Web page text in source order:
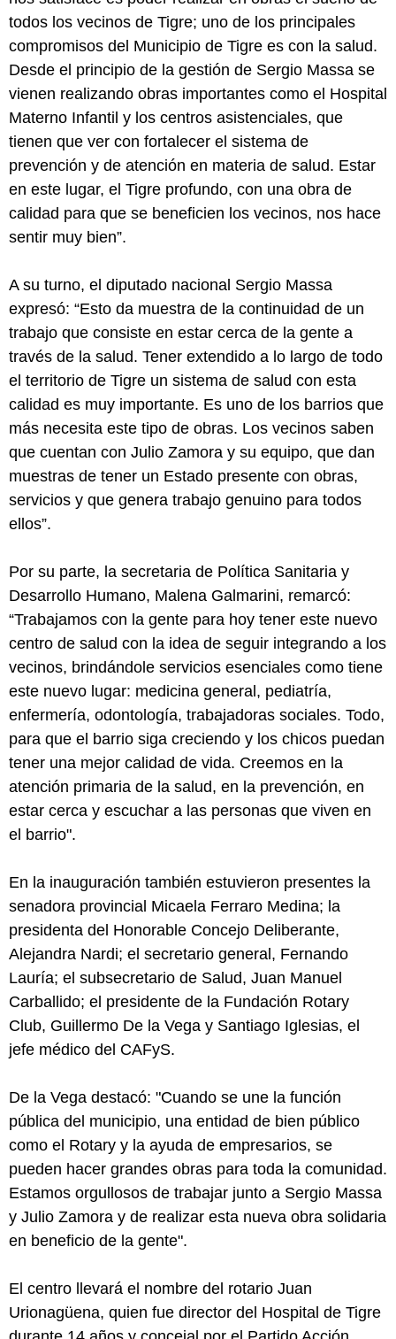
todos los vecinos de Tigre; uno de los principales
compromisos del Municipio de Tigre es con la salud.
Desde el principio de la gestión de Sergio Massa se
vienen realizando obras importantes como el Hospital
Materno Infantil y los centros asistenciales, que
tienen que ver con fortalecer el sistema de
prevención y de atención en materia de salud. Estar
en este lugar, el Tigre profundo, con una obra de
calidad para que se beneficien los vecinos, nos hace
sentir muy bien”.
A su turno, el diputado nacional Sergio Massa
expresó: “Esto da muestra de la continuidad de un
trabajo que consiste en estar cerca de la gente a
través de la salud. Tener extendido a lo largo de todo
el territorio de Tigre un sistema de salud con esta
calidad es muy importante. Es uno de los barrios que
más necesita este tipo de obras. Los vecinos saben
que cuentan con Julio Zamora y su equipo, que dan
muestras de tener un Estado presente con obras,
servicios y que genera trabajo genuino para todos
ellos”.
Por su parte, la secretaria de Política Sanitaria y
Desarrollo Humano, Malena Galmarini, remarcó:
“Trabajamos con la gente para hoy tener este nuevo
centro de salud con la idea de seguir integrando a los
vecinos, brindándole servicios esenciales como tiene
este nuevo lugar: medicina general, pediatría,
enfermería, odontología, trabajadoras sociales. Todo,
para que el barrio siga creciendo y los chicos puedan
tener una mejor calidad de vida. Creemos en la
atención primaria de la salud, en la prevención, en
estar cerca y escuchar a las personas que viven en
el barrio".
En la inauguración también estuvieron presentes la
senadora provincial Micaela Ferraro Medina; la
presidenta del Honorable Concejo Deliberante,
Alejandra Nardi; el secretario general, Fernando
Lauría; el subsecretario de Salud, Juan Manuel
Carballido; el presidente de la Fundación Rotary
Club, Guillermo De la Vega y Santiago Iglesias, el
jefe médico del CAFyS.
De la Vega destacó: "Cuando se une la función
pública del municipio, una entidad de bien público
como el Rotary y la ayuda de empresarios, se
pueden hacer grandes obras para toda la comunidad.
Estamos orgullosos de trabajar junto a Sergio Massa
y Julio Zamora y de realizar esta nueva obra solidaria
en beneficio de la gente".
El centro llevará el nombre del rotario Juan
Urionagüena, quien fue director del Hospital de Tigre